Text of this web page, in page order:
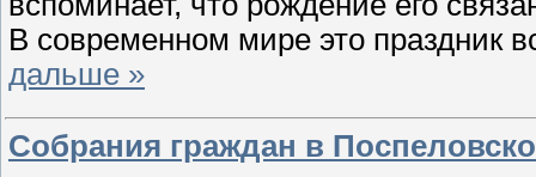
В современном мире это праздник
дальше »
Собрания граждан в